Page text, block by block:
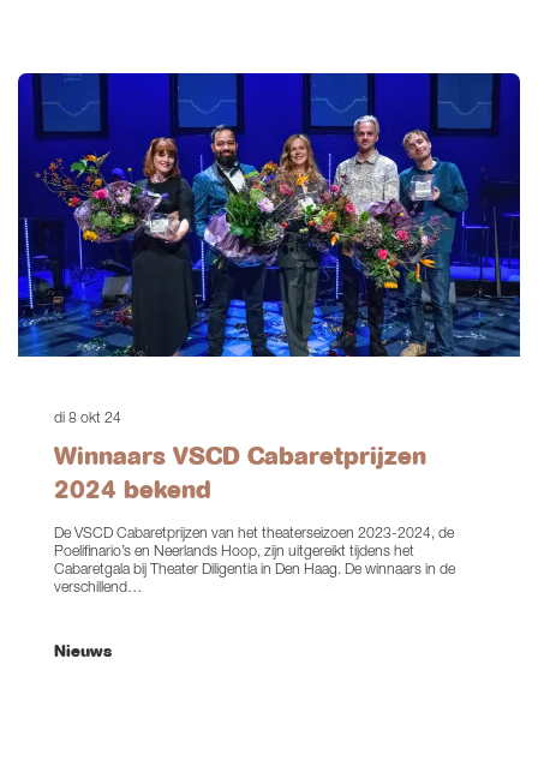
di 8 okt 24
Winnaars VSCD Cabaretprijzen
2024 bekend
De VSCD Cabaretprijzen van het theaterseizoen 2023-2024, de
Poelifinario’s en Neerlands Hoop, zijn uitgereikt tijdens het
Cabaretgala bij Theater Diligentia in Den Haag. De winnaars in de
verschillend…
Nieuws